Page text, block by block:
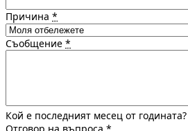
Причина *
Съобщение *
Кой е последният месец от годината?